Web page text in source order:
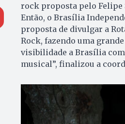
rock proposta pelo Felipe
Então, o Brasília
proposta de divulgar a
Rock, fazendo uma
visibilidade a Brasília
musical”, finalizou a